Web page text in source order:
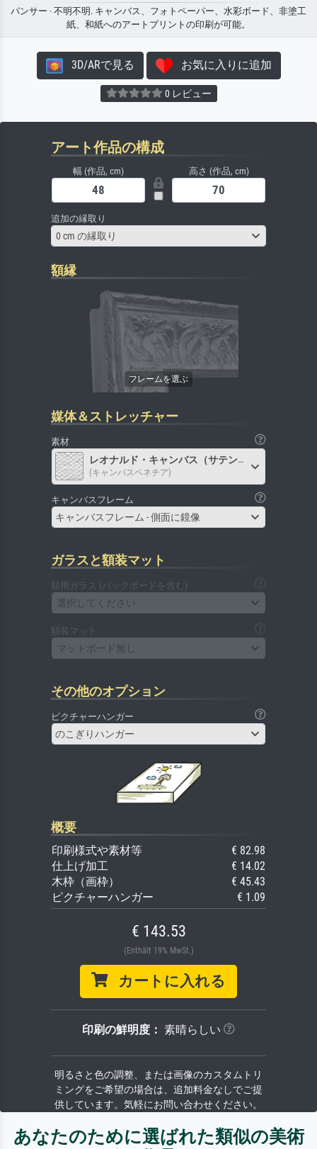
パンサー · 不明不明. キャンバス、フォトペーパー、水彩ボード、非塗工
紙、和紙へのアートプリントの印刷が可能。
3D/ARで見る お気に入りに追加
0 レビュー
アート作品の構成
幅 (作品, cm) 高さ (作品, cm)
追加の縁取り
0 cm の縁取り
額縁
媒体＆ストレッチャー
素材
レオナルド・キャンバス（サテン）
(キャンバスベネチア)
キャンバスフレーム
キャンバスフレーム - 側面に鏡像
ガラスと額装マット
額用ガラス (バックボードを含む)
選択してください
額装マット
マットボード無し
その他のオプション
ピクチャーハンガー
のこぎりハンガー
概要
印刷様式や素材等
€ 82.98
仕上げ加工
€ 14.02
木枠（画枠）
€ 45.43
ピクチャーハンガー
€ 1.09
€ 143.53
(Enthält 19% MwSt.)
カートに入れる
印刷の鮮明度： 素晴らしい
明るさと色の調整、または画像のカスタムトリ
ミングをご希望の場合は、追加料金なしでご提
供しています。気軽にお問い合わせください。
あなたのために選ばれた類似の美術